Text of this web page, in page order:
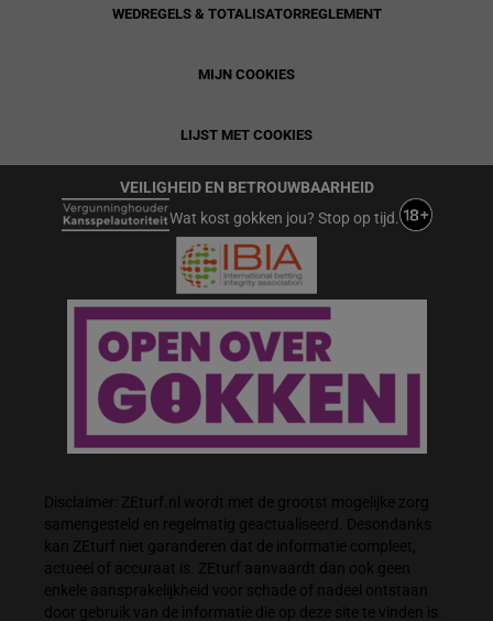
WEDREGELS & TOTALISATORREGLEMENT
MIJN COOKIES
LIJST MET COOKIES
VEILIGHEID EN BETROUWBAARHEID
Wat kost gokken jou? Stop op tijd.
Disclaimer: ZEturf.nl wordt met de grootst mogelijke zorg
samengesteld en regelmatig geactualiseerd. Desondanks
kan ZEturf niet garanderen dat de informatie compleet,
actueel of accuraat is. ZEturf aanvaardt dan ook geen
enkele aansprakelijkheid voor schade of nadeel ontstaan
door gebruik van de informatie die op deze site te vinden is.